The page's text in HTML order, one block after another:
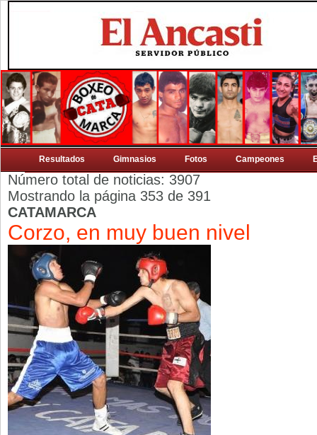
Resultados Gimnasios Fotos Campeones
Número total de noticias: 3907
Mostrando la página 353 de 391
CATAMARCA
Corzo, en muy buen nivel